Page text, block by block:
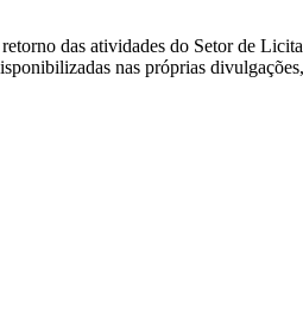
das atividades do Setor de
nas próprias